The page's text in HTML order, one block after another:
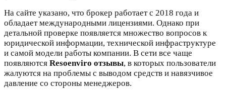
На сайте указано, что брокер работает с 2018 года и
обладает международными лицензиями. Однако при
детальной проверке появляется множество вопросов к
юридической информации, технической инфраструктуре
и самой модели работы компании. В сети все чаще
появляются Resoenviro отзывы, в которых пользователи
жалуются на проблемы с выводом средств и навязчивое
давление со стороны менеджеров.